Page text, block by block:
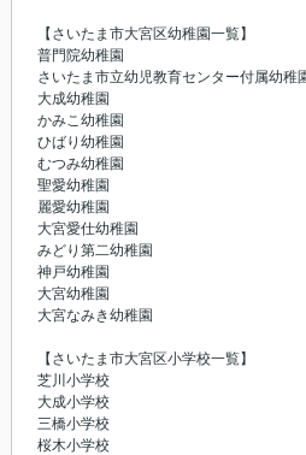
【さいたま市大宮区幼稚園一覧】
普門院幼稚園
さいたま市立幼児教育センター付属幼稚
大成幼稚園
かみこ幼稚園
ひばり幼稚園
むつみ幼稚園
聖愛幼稚園
麗愛幼稚園
大宮愛仕幼稚園
みどり第二幼稚園
神戸幼稚園
大宮幼稚園
大宮なみき幼稚園
【さいたま市大宮区小学校一覧】
芝川小学校
大成小学校
三橋小学校
桜木小学校